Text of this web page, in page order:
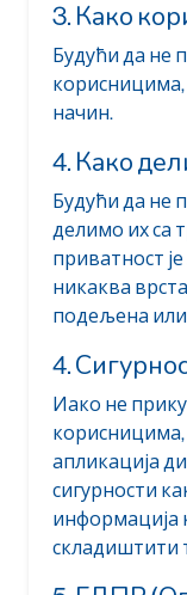
3. Како
Будући да не
корисницима,
начин.
4. Како
Будући да не
делимо их са
приватност
никаква
подељена
4.
Иако не
корисницима,
апликација
сигурности
информација
складиштити